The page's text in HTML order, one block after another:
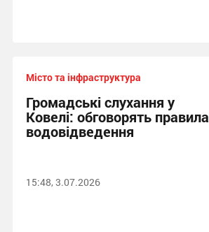
Місто та інфраструктура
Громадські слухання у
Ковелі: обговорять правила
водовідведення
15:48, 3.07.2026